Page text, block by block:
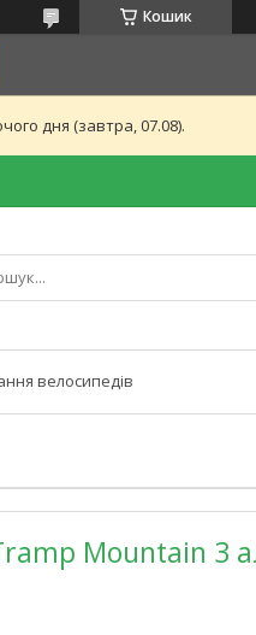
Кошик
дня (завтра, 07.08).
велосипедів
Mountain 3